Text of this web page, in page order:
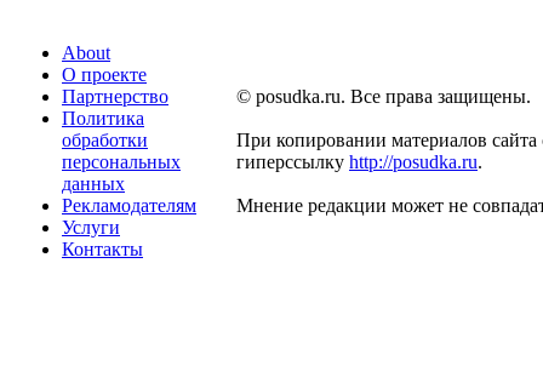
About
О проекте
Партнерство
Политика
обработки
персональных
данных
Рекламодателям
Услуги
Контакты
© posudka.ru. Все права защищены.
При копировании материалов сайта
гиперссылку http://posudka.ru.
Мнение редакции может не